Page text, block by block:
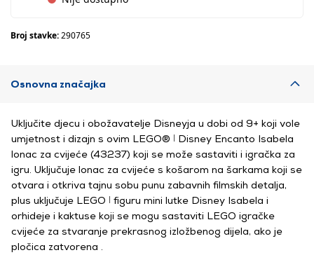
Broj stavke:290765
Osnovna značajka
Uključite djecu i obožavatelje Disneyja u dobi od 9+ koji vole
umjetnost i dizajn s ovim LEGO® ǀ Disney Encanto Isabela
lonac za cvijeće (43237) koji se može sastaviti i igračka za
igru. Uključuje lonac za cvijeće s košarom na šarkama koji se
otvara i otkriva tajnu sobu punu zabavnih filmskih detalja,
plus uključuje LEGO ǀ figuru mini lutke Disney Isabela i
orhideje i kaktuse koji se mogu sastaviti LEGO igračke
cvijeće za stvaranje prekrasnog izložbenog dijela, ako je
pločica zatvorena .